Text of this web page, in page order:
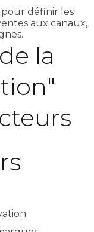
définir les
aux canaux,
la